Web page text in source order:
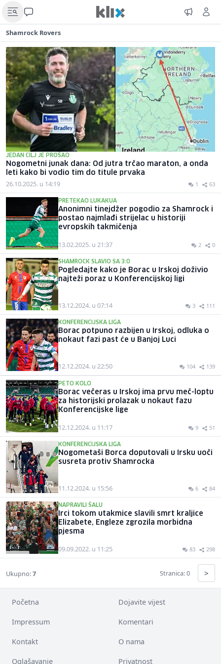
Shamrock Rovers
JEDAN CILJ JE PROŠAO
Nogometni junak dana: Od jutra trčao maraton, a onda
leti kako bi vodio tim do titule prvaka
26.10.2025. u 14:19 1 63
PRETEKAO LUKAKUA
Anonimni tinejdžer pogodio za Shamrock i
postao najmlađi strijelac u historiji
evropskih takmičenja
13.02.2025. u 21:37 2 0
SHAMROCK SLAVIO SA 3:0
Pogledajte kako je Borac u Irskoj doživio
najteži poraz u Konferencijskoj ligi
13.12.2024. u 07:14 3 111
KONFERENCIJSKA LIGA
Borac potpuno razbijen u Irskoj, odluka o
nokaut fazi past će u Banjoj Luci
12.12.2024. u 22:50 104 139
PETO KOLO
Borac večeras u Irskoj ima prvu meč-loptu
za historijski prolazak u nokaut fazu
Konferencijske lige
12.12.2024. u 11:17 9 51
KONFERENCIJSKA LIGA
Nogometaši Borca doputovali u Irsku uoči
susreta protiv Shamrocka
11.12.2024. u 15:56 6 84
NAPRAVILI ŠALU
Irci tokom utakmice slavili smrt kraljice
Elizabete, Engleze zgrozila morbidna
pjesma
09.09.2022. u 11:25 83 298
Ukupno:7 Stranica: 0 >
Početna Dojavite vijest
Impressum Komentari
Kontakt O nama
Oglašavanje Privatnost